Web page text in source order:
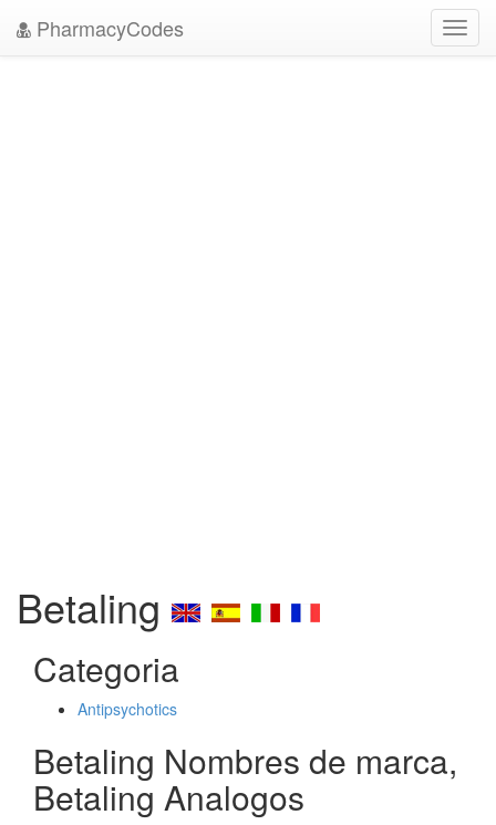
PharmacyCodes
Betaling
Categoria
Antipsychotics
Betaling Nombres de marca,
Betaling Analogos